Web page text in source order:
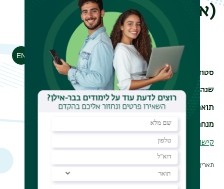
(אנגלית)
סטודנט/ית
נאסר, מיסאא
שנה 2023
תואר PhD
מנחה
קישור לקטלוג טקסט מלא
תאריך עדכון אחרון : 06/02/2024